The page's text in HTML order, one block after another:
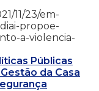
11/23/em-
propoe-
a-violencia-
Públicas
da Casa